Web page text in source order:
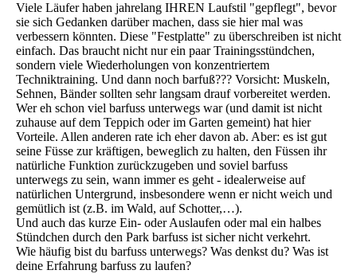
Viele Läufer haben jahrelang IHREN Laufstil "gepflegt", bevor
sie sich Gedanken darüber machen, dass sie hier mal was
verbessern könnten. Diese "Festplatte" zu überschreiben ist nicht
einfach. Das braucht nicht nur ein paar Trainingsstündchen,
sondern viele Wiederholungen von konzentriertem
Techniktraining. Und dann noch barfuß??? Vorsicht: Muskeln,
Sehnen, Bänder sollten sehr langsam drauf vorbereitet werden.
Wer eh schon viel barfuss unterwegs war (und damit ist nicht
zuhause auf dem Teppich oder im Garten gemeint) hat hier
Vorteile. Allen anderen rate ich eher davon ab. Aber: es ist gut
seine Füsse zur kräftigen, beweglich zu halten, den Füssen ihr
natürliche Funktion zurückzugeben und soviel barfuss
unterwegs zu sein, wann immer es geht - idealerweise auf
natürlichen Untergrund, insbesondere wenn er nicht weich und
gemütlich ist (z.B. im Wald, auf Schotter,…).
Und auch das kurze Ein- oder Auslaufen oder mal ein halbes
Stündchen durch den Park barfuss ist sicher nicht verkehrt.
Wie häufig bist du barfuss unterwegs? Was denkst du? Was ist
deine Erfahrung barfuss zu laufen?